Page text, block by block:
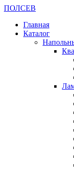
ПОЛСЕВ
Главная
Каталог